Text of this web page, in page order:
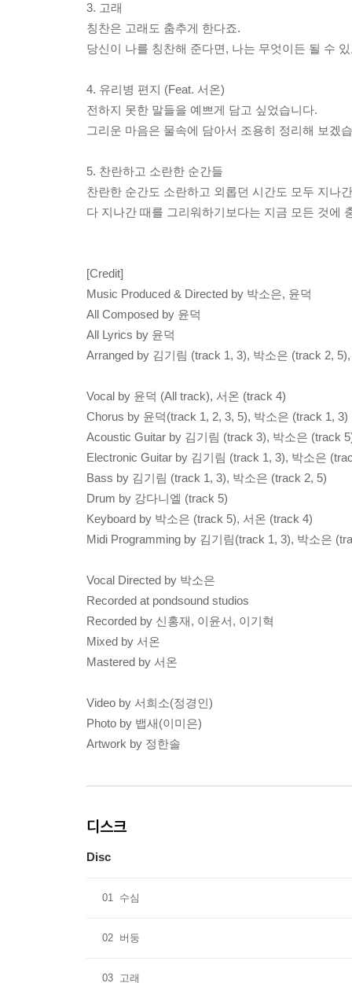
3. 고래
칭찬은 고래도 춤추게 한다죠.
당신이 나를 칭찬해 준다면, 나는 무엇이든 될 수
4. 유리병 편지 (Feat. 서온)
전하지 못한 말들을 예쁘게 담고 싶었습니다.
그리운 마음은 물속에 담아서 조용히 정리해 보겠
5. 찬란하고 소란한 순간들
찬란한 순간도 소란하고 외롭던 시간도 모두 지나
다 지나간 때를 그리워하기보다는 지금 모든 것에
[Credit]
Music Produced & Directed by 박소은, 윤덕
All Composed by 윤덕
All Lyrics by 윤덕
Arranged by 김기림 (track 1, 3), 박소은 (track 2,
Vocal by 윤덕 (All track), 서온 (track 4)
Chorus by 윤덕(track 1, 2, 3, 5), 박소은 (track 1, 3)
Acoustic Guitar by 김기림 (track 3), 박소은 (track
Electronic Guitar by 김기림 (track 1, 3), 박소은
Bass by 김기림 (track 1, 3), 박소은 (track 2, 5)
Drum by 강다니엘 (track 5)
Keyboard by 박소은 (track 5), 서온 (track 4)
Midi Programming by 김기림(track 1, 3), 박소은
Vocal Directed by 박소은
Recorded at pondsound studios
Recorded by 신홍재, 이윤서, 이기혁
Mixed by 서온
Mastered by 서온
Video by 서희소(정경인)
Photo by 뱁새(이미은)
Artwork by 정한솔
디스크
Disc
01 수심
02 버둥
03 고래